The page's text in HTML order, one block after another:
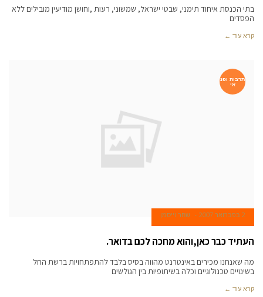
בתי הכנסת איחוד תימני, שבטי ישראל, שמשוני, רעות ,וחושן מודיעין מובילים ללא
הפסדים
קרא עוד ←
תרבות ופנ
אי
2 בפברואר 2007 שחר וייסמן
העתיד כבר כאן,והוא מחכה לכם בדואר.
מה שאנחנו מכירים באינטרנט מהווה בסיס בלבד להתפתחויות ברשת החל
בשינויים טכנולוגיים וכלה בשיתופיוּת בין הגולשים
קרא עוד ←